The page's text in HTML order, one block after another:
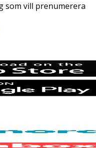
som vill prenumerera